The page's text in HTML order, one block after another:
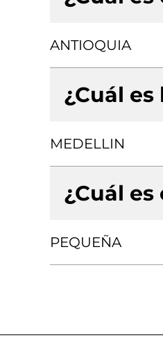
ANTIOQUIA
¿Cuál
MEDELLIN
¿Cuál
PEQUEÑA